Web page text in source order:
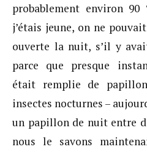
probablement environ 90
j’étais jeune, on ne
ouverte la nuit, s’il y
parce que presque
était remplie de
insectes nocturnes –
un papillon de nuit entre
nous le savons